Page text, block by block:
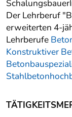
Der Lehrberuf
erweiterten 4-
Lehrberufe
Konstruktiver